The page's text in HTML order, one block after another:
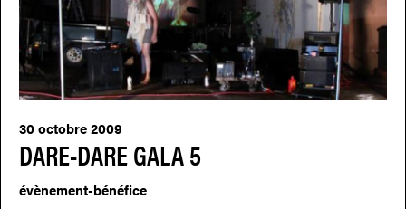
DARE-DARE GALA 5
30 octobre 2009
évènement-bénéfice